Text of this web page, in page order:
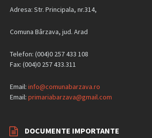
Adresa: Str. Principala, nr.314,
Comuna Bârzava, jud. Arad
Telefon: (004)0 257 433 108
Fax: (004)0 257 433.311
Email: info@comunabarzava.ro
Email: primariabarzava@gmail.com
DOCUMENTE IMPORTANTE